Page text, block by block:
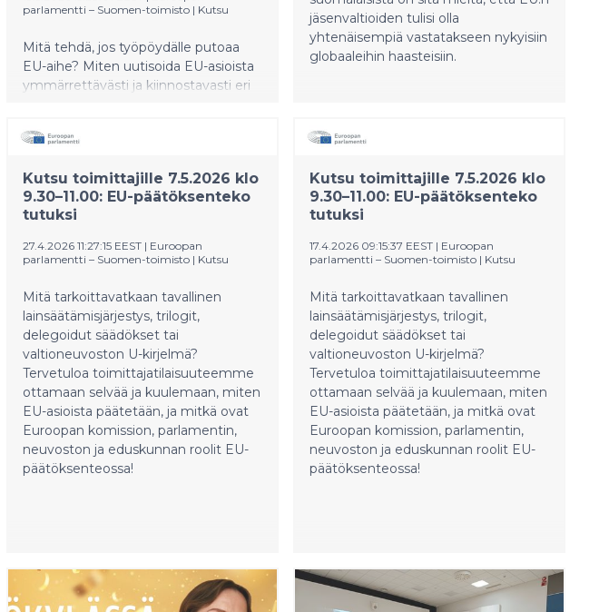
parlamentti – Suomen-toimisto | Kutsu
Mitä tehdä, jos työpöydälle putoaa
EU-aihe? Miten uutisoida EU-asioista
ymmärrettävästi ja kiinnostavasti eri
Euroopan parlamentin
jäsenvaltioiden tulisi olla
yhtenäisempiä vastatakseen nykyisiin
globaaleihin haasteisiin.
Kutsu toimittajille 7.5.2026 klo
9.30–11.00: EU-päätöksenteko
tutuksi
27.4.2026 11:27:15 EEST | Euroopan
parlamentti – Suomen-toimisto | Kutsu
Mitä tarkoittavatkaan tavallinen
lainsäätämisjärjestys, trilogit,
delegoidut säädökset tai
valtioneuvoston U-kirjelmä?
Tervetuloa toimittajatilaisuuteemme
ottamaan selvää ja kuulemaan, miten
EU-asioista päätetään, ja mitkä ovat
Euroopan komission, parlamentin,
neuvoston ja eduskunnan roolit EU-
päätöksenteossa!
Kutsu toimittajille 7.5.2026 klo
9.30–11.00: EU-päätöksenteko
tutuksi
17.4.2026 09:15:37 EEST | Euroopan
parlamentti – Suomen-toimisto | Kutsu
Mitä tarkoittavatkaan tavallinen
lainsäätämisjärjestys, trilogit,
delegoidut säädökset tai
valtioneuvoston U-kirjelmä?
Tervetuloa toimittajatilaisuuteemme
ottamaan selvää ja kuulemaan, miten
EU-asioista päätetään, ja mitkä ovat
Euroopan komission, parlamentin,
neuvoston ja eduskunnan roolit EU-
päätöksenteossa!